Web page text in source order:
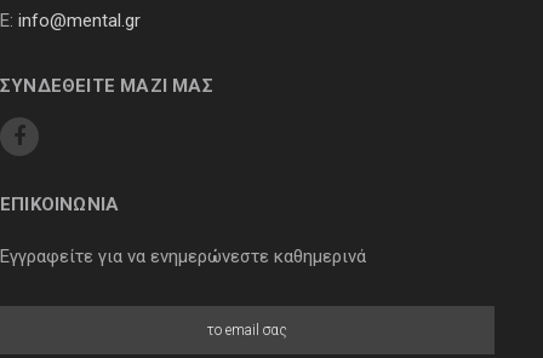
E: info@mental.gr
ΣΥΝΔΕΘΕΙΤΕ ΜΑΖΙ ΜΑΣ
ΕΠΙΚΟΙΝΩΝΙΑ
Εγγραφείτε για να ενημερώνεστε καθημερινά